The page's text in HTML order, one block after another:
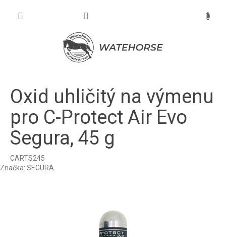
Oxid uhličitý na výmenu
pro C-Protect Air Evo
Segura, 45 g
CARTS245
Značka: SEGURA